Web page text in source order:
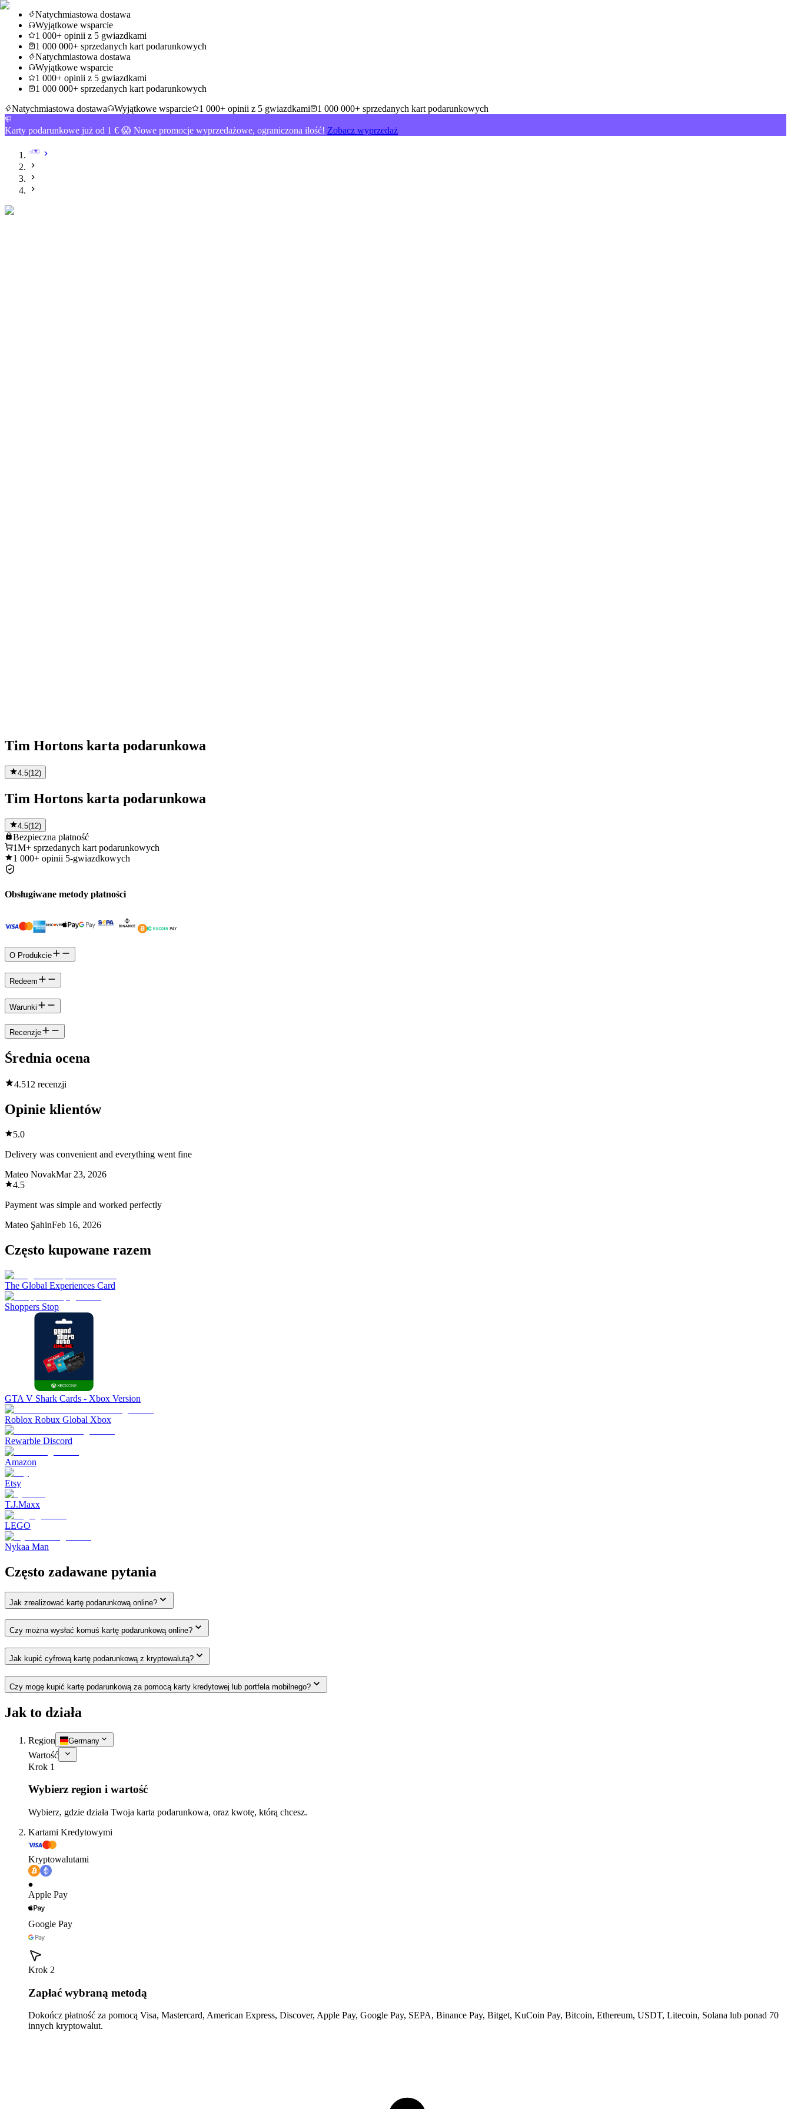
Natychmiastowa dostawa
Wyjątkowe wsparcie
1 000+ opinii z 5 gwiazdkami
1 000 000+ sprzedanych kart podarunkowych
Natychmiastowa dostawa
Wyjątkowe wsparcie
1 000+ opinii z 5 gwiazdkami
1 000 000+ sprzedanych kart podarunkowych
Natychmiastowa dostawa
Wyjątkowe wsparcie 1 000+ opinii z 5 gwiazdkami 1 000 000+ sprzedanych kart podarunkowych
Karty podarunkowe już od 1 € 😱 Nowe promocje wyprzedażowe, ograniczona ilość! Zobacz wyprzedaż
Tim Hortons karta podarunkowa
4.5(12)
Tim Hortons karta podarunkowa
4.5(12)
Bezpieczna płatność
1M+ sprzedanych kart podarunkowych
1 000+ opinii 5-gwiazdkowych
Obsługiwane metody płatności
O Produkcie
Redeem
Warunki
Recenzje
Średnia ocena
4.512 recenzji
Opinie klientów
5.0
Delivery was convenient and everything went fine
Mateo NovakMar 23, 2026
4.5
Payment was simple and worked perfectly
Mateo ŞahinFeb 16, 2026
Często kupowane razem
The Global Experiences Card
Shoppers Stop
GTA V Shark Cards - Xbox Version
Roblox Robux Global Xbox
Rewarble Discord
Amazon
Etsy
T.J.Maxx
LEGO
Nykaa Man
Często zadawane pytania
Jak zrealizować kartę podarunkową online?
Czy można wysłać komuś kartę podarunkową online?
Jak kupić cyfrową kartę podarunkową z kryptowalutą?
Czy mogę kupić kartę podarunkową za pomocą karty kredytowej lub portfela mobilnego?
Jak to działa
Region Germany
Wartość
Krok 1
Wybierz region i wartość
Wybierz, gdzie działa Twoja karta podarunkowa, oraz kwotę, którą chcesz.
Kartami Kredytowymi
Kryptowalutami
Apple Pay
Google Pay
Krok 2
Zapłać wybraną metodą
Dokończ płatność za pomocą Visa, Mastercard, American Express, Discover, Apple Pay, Google Pay, SEPA, Binance Pay, Bitget, KuCoin Pay, Bitcoin, Ethereum, USDT, Litecoin, Solana lub ponad 70
innych kryptowalut.